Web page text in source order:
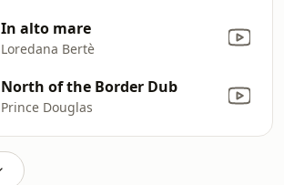
In alto mare
Loredana Bertè
North of the Border Dub
Prince Douglas